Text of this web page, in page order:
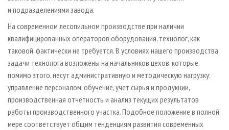
и подразделениями завода.
На современном лесопильном производстве при наличии
квалифицированных операторов оборудования, технолог, как
таковой, фактически не требуется. В условиях нашего производства
задачи технолога возложены на начальников цехов, которые,
помимо этого, несут административную и методическую нагрузку:
управление персоналом, обучение, учет сырья и продукции,
производственная отчетность и анализ текущих результатов
работы производственного участка. Подобное положение в полной
мере соответствует общим тенденциям развития современных